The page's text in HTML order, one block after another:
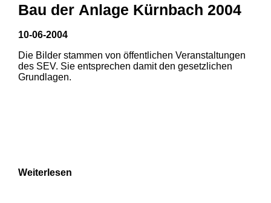
1 2 3
Bau der Anlage Kürnbach 2004
10-06-2004
Die Bilder stammen von öffentlichen Veranstaltungen
des SEV. Sie entsprechen damit den gesetzlichen
Grundlagen.
Weiterlesen